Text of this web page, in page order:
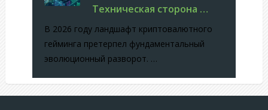
Техническая сторона …
В 2026 году ландшафт криптовалютного
гейминга претерпел фундаментальный
эволюционный разворот. …